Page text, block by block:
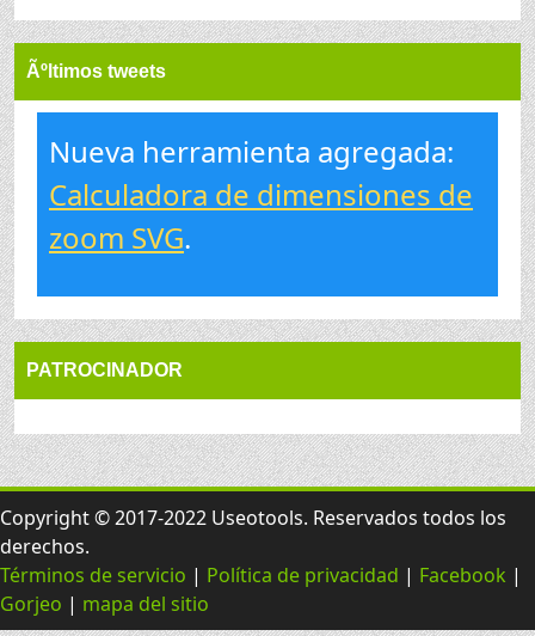
Ãºltimos tweets
Nueva herramienta agregada:
Calculadora de dimensiones de
zoom SVG.
PATROCINADOR
Copyright © 2017-2022 Useotools. Reservados todos los
derechos.
Términos de servicio | Política de privacidad | Facebook |
Gorjeo | mapa del sitio